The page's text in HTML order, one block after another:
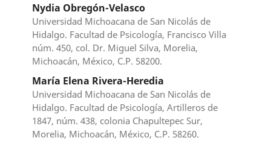
Nydia Obregón-Velasco
Universidad Michoacana de San Nicolás de
Hidalgo. Facultad de Psicología, Francisco Villa
núm. 450, col. Dr. Miguel Silva, Morelia,
Michoacán, México, C.P. 58200.
María Elena Rivera-Heredia
Universidad Michoacana de San Nicolás de
Hidalgo. Facultad de Psicología, Artilleros de
1847, núm. 438, colonia Chapultepec Sur,
Morelia, Michoacán, México, C.P. 58260.